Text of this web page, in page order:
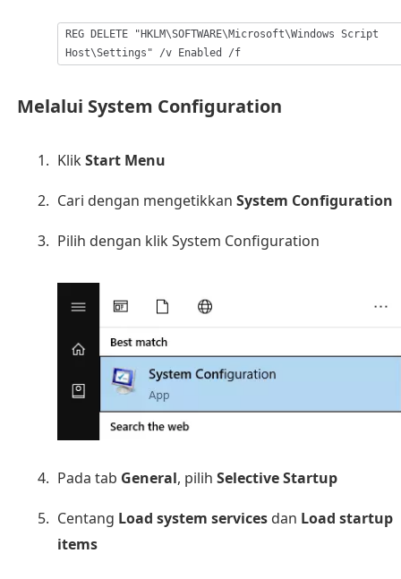
REG DELETE "HKLM\SOFTWARE\Microsoft\Windows Script
Host\Settings" /v Enabled /f
Melalui System Configuration
KlikStart Menu
Cari dengan mengetikkan System Configuration
Pilih dengan klik System Configuration
Pada tab General, pilih Selective Startup
Centang Load system servicesdan Load startup
items